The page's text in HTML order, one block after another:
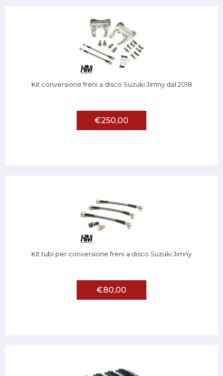
Kit conversione freni a disco Suzuki Jimny dal 2018
€250,00
Kit tubi per conversione freni a disco Suzuki Jimny
€80,00